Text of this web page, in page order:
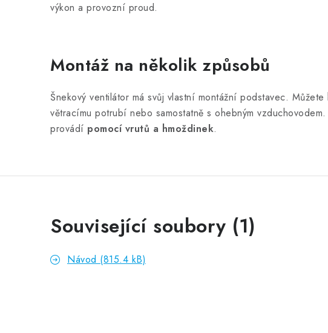
výkon a provozní proud.
Montáž na několik způsobů
Šnekový ventilátor má svůj vlastní montážní podstavec. Můžete
větracímu potrubí nebo samostatně s ohebným
provádí pomocí vrutů a hmoždinek.
Související soubory (1)
Návod (815.4 kB)